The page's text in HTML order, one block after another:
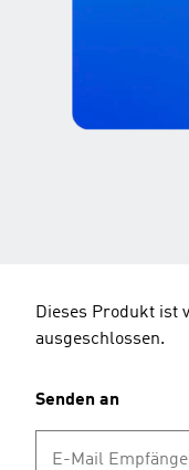
Dieses Produkt ist
ausgeschlossen.
Senden an
E-Mail